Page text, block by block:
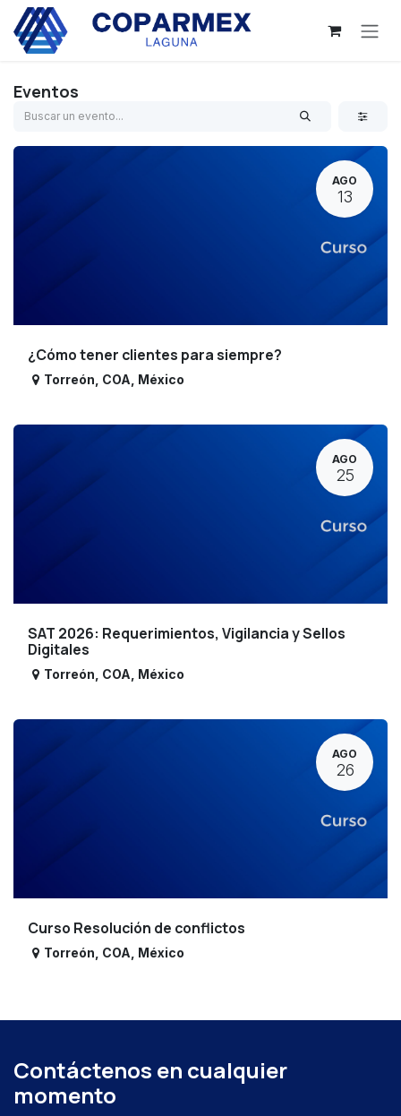
Ir al contenido
Eventos
AGO
13
¿Cómo tener clientes para siempre?
Torreón COA México
AGO
25
SAT 2026: Requerimientos, Vigilancia y Sellos
Digitales
Torreón COA México
AGO
26
Curso Resolución de conflictos
Torreón COA México
Contáctenos en cualquier
momento